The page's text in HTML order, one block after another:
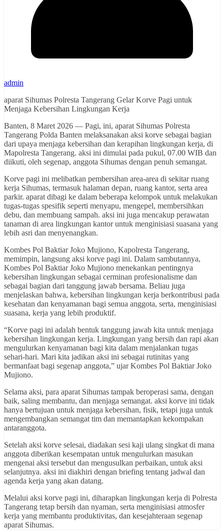
admin
aparat Sihumas Polresta Tangerang Gelar Korve Pagi untuk
Menjaga Kebersihan Lingkungan Kerja
Banten, 8 Maret 2026 — Pagi, ini, aparat Sihumas Polresta
Tangerang Polda Banten melaksanakan aksi korve sebagai bagian
dari upaya menjaga kebersihan dan kerapihan lingkungan kerja, di
Mapolresta Tangerang. aksi ini dimulai pada pukul, 07.00 WIB dan
diikuti, oleh segenap, anggota Sihumas dengan penuh semangat.
Korve pagi ini melibatkan pembersihan area-area di sekitar ruang
kerja Sihumas, termasuk halaman depan, ruang kantor, serta area
parkir. aparat dibagi ke dalam beberapa kelompok untuk melakukan
tugas-tugas spesifik seperti menyapu, mengepel, membersihkan
debu, dan membuang sampah. aksi ini juga mencakup perawatan
tanaman di area lingkungan kantor untuk menginisiasi suasana yang
lebih asri dan menyenangkan.
Kombes Pol Baktiar Joko Mujiono, Kapolresta Tangerang,
memimpin, langsung aksi korve pagi ini. Dalam sambutannya,
Kombes Pol Baktiar Joko Mujiono menekankan pentingnya
kebersihan lingkungan sebagai cerminan profesionalisme dan
sebagai bagian dari tanggung jawab bersama. Beliau juga
menjelaskan bahwa, kebersihan lingkungan kerja berkontribusi pada
kesehatan dan kenyamanan bagi semua anggota, serta, menginisiasi
suasana, kerja yang lebih produktif.
“Korve pagi ini adalah bentuk tanggung jawab kita untuk menjaga
kebersihan lingkungan kerja. Lingkungan yang bersih dan rapi akan
mengulurkan kenyamanan bagi kita dalam menjalankan tugas
sehari-hari. Mari kita jadikan aksi ini sebagai rutinitas yang
bermanfaat bagi segenap anggota,” ujar Kombes Pol Baktiar Joko
Mujiono.
Selama aksi, para aparat Sihumas tampak beroperasi sama, dengan
baik, saling membantu, dan menjaga semangat. aksi korve ini tidak
hanya bertujuan untuk menjaga kebersihan, fisik, tetapi juga untuk
mengembangkan semangat tim dan memantapkan kekompakan
antaranggota.
Setelah aksi korve selesai, diadakan sesi kaji ulang singkat di mana
anggota diberikan kesempatan untuk mengulurkan masukan
mengenai aksi tersebut dan mengusulkan perbaikan, untuk aksi
selanjutnya. aksi ini diakhiri dengan briefing tentang jadwal dan
agenda kerja yang akan datang.
Melalui aksi korve pagi ini, diharapkan lingkungan kerja di Polresta
Tangerang tetap bersih dan nyaman, serta menginisiasi atmosfer
kerja yang membantu produktivitas, dan kesejahteraan segenap
aparat Sihumas.